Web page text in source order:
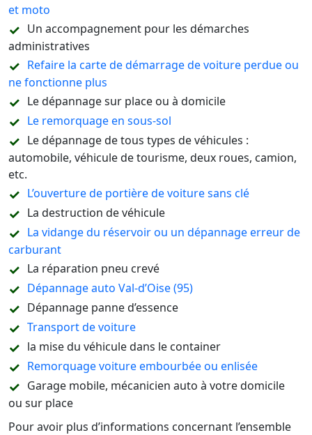
et moto
Un accompagnement pour les démarches
administratives
Refaire la carte de démarrage de voiture perdue ou
ne fonctionne plus
Le dépannage sur place ou à domicile
Le remorquage en sous-sol
Le dépannage de tous types de véhicules :
automobile, véhicule de tourisme, deux roues, camion,
etc.
L’ouverture de portière de voiture sans clé
La destruction de véhicule
La vidange du réservoir ou un dépannage erreur de
carburant
La réparation pneu crevé
Dépannage auto Val-d’Oise (95)
Dépannage panne d’essence
Transport de voiture
la mise du véhicule dans le container
Remorquage voiture embourbée ou enlisée
Garage mobile, mécanicien auto à votre domicile
ou sur place
Pour avoir plus d’informations concernant l’ensemble